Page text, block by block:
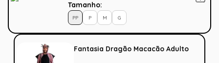
Tamanho:
PP P M G
Fantasia Dragão Macacão Adulto